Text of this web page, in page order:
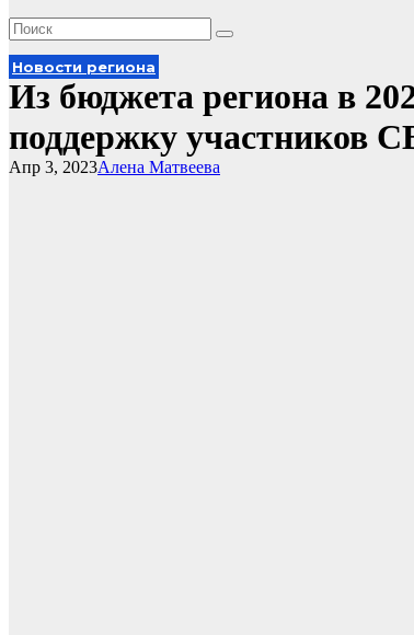
Новости региона
Из бюджета региона в
поддержку участников
Алена Матвеева
Апр 3, 2023